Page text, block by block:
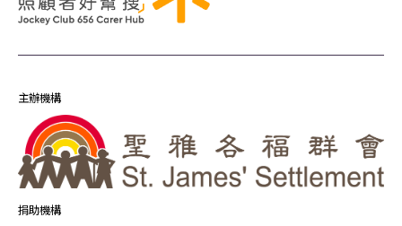
主辦機構
捐助機構